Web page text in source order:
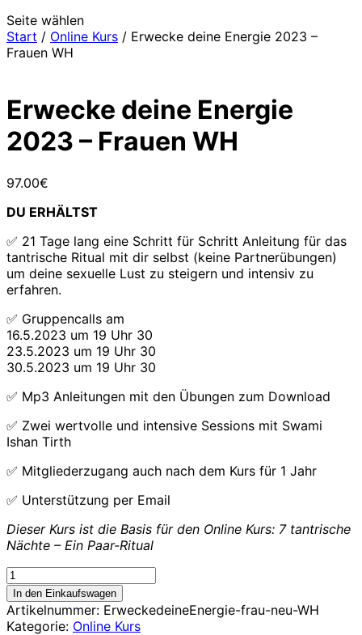
Seite wählen
Start / Online Kurs / Erwecke deine Energie 2023 –
Frauen WH
Erwecke deine Energie
2023 – Frauen WH
97.00€
DU ERHÄLTST
​✅ 21 Tage lang eine Schritt für Schritt Anleitung für das
tantrische Ritual mit dir selbst (keine Partnerübungen)
um deine sexuelle Lust zu steigern und intensiv zu
erfahren.
✅ Gruppencalls am
16.5.2023 um 19 Uhr 30
23.5.2023 um 19 Uhr 30
30.5.2023 um 19 Uhr 30
✅ Mp3 Anleitungen mit den Übungen zum Download
✅ Zwei wertvolle und intensive Sessions mit Swami
Ishan Tirth
✅ Mitgliederzugang auch nach dem Kurs für 1 Jahr
✅ Unterstützung per Email
Dieser Kurs ist die Basis für den Online Kurs: 7 tantrische
Nächte – Ein Paar-Ritual
Erwecke
deine
Energie
2023
In den Einkaufswagen
Artikelnummer: ErweckedeineEnergie-frau-neu-WH
Kategorie: Online Kurs